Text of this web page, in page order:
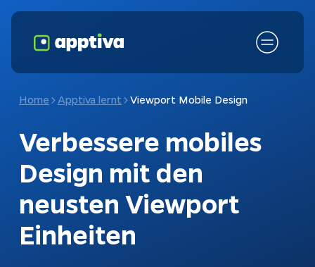
Home Apptiva lernt Viewport Mobile Design
Verbessere mobiles
Design mit den
neusten Viewport
Einheiten